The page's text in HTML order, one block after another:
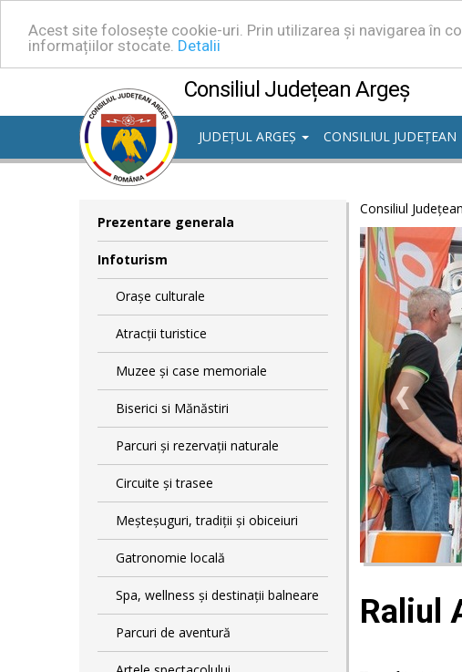
Acest site folosește cookie-uri. Prin utilizarea și navigarea în
informațiilor stocate. Detalii
Consiliul Județean Argeș
JUDEȚUL ARGEȘ
CONSILIUL JUDEȚEAN
Prezentare generala
Infoturism
Orașe culturale
Atracții turistice
Muzee și case memoriale
Biserici si Mănăstiri
Parcuri și rezervații naturale
Circuite și trasee
Meșteșuguri, tradiții și obiceiuri
Gatronomie locală
Spa, wellness și destinații balneare
Parcuri de aventură
Consiliul
Raliul